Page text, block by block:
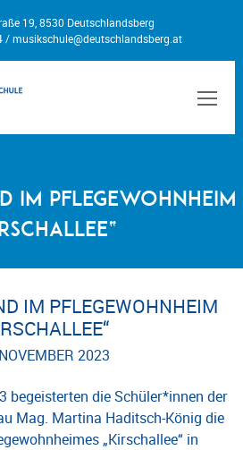
19, 8530 Deutschlandsberg
/musikschule@deutschlandsberg.at
im Pflegewohnheim
IM PFLEGEWOHNHEIM
2023
begeisterten die Schüler*innen der
Mag. Martina Haditsch-König die
„Kirschallee“ in